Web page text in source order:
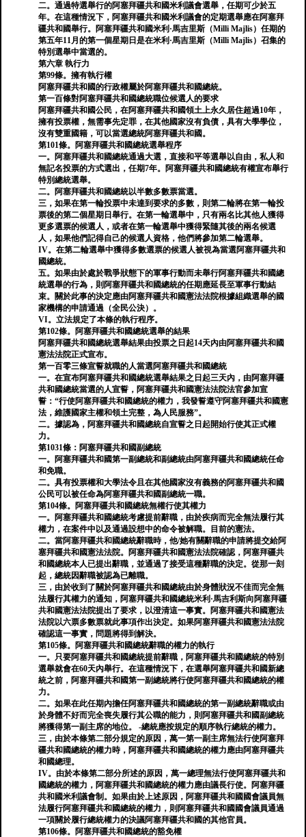
二。通過特選舉行的阿塞拜疆共和國米利議會選舉，任期可少於五
年。在這種情況下，阿塞拜疆共和國米利議會的定期選舉應在阿塞拜
疆共和國舉行。阿塞拜疆共和國米利·馬吉里斯（Milli Majlis）任期的
第五年11月的第一個星期日是在米利·馬吉里斯（Milli Majlis）召集的
特別選舉中當選的。
第六章 執行力
第99條。擁有執行權
阿塞拜疆共和國的行政權屬於阿塞拜疆共和國總統。
第一百條對阿塞拜疆共和國總統職位候選人的要求
阿塞拜疆共和國公民，在阿塞拜疆共和國領土上永久居住超過10年，
擁有投票權，無需事先定罪，在其他國家沒有負債，具有大學學位，
沒有雙重國籍，可以當選總統阿塞拜疆共和國。
第101條。阿塞拜疆共和國總統選舉程序
一。阿塞拜疆共和國總統通過大選，直接和平等選舉以自由，私人和
無記名投票的方式選出，任期7年。阿塞拜疆共和國總統有權宣布舉行
特別總統選舉。
二。阿塞拜疆共和國總統以半數多數票當選。
三，如果在第一輪投票中未達到要求的多數，則第二輪將在第一輪投
票後的第二個星期日舉行。在第一輪選舉中，只有兩名比其他人獲得
更多選票的候選人，或者在第一輪選舉中獲得緊隨其後的兩名候選
人，如果他們記得自己的候選人資格，他們將參加第二輪選舉。
IV。在第二輪選舉中獲得多數選票的候選人被視為當選阿塞拜疆共和
國總統。
五。如果由於處於戰爭狀態下的軍事行動而未舉行阿塞拜疆共和國總
統選舉的行為，則阿塞拜疆共和國總統的任期應延長至軍事行動結
束。關於此事的決定應由阿塞拜疆共和國憲法法院根據組織選舉的國
家機構的申請通過（全民公決）。
VI。立法規定了本條的執行程序。
第102條。阿塞拜疆共和國總統選舉的結果
阿塞拜疆共和國總統選舉結果由投票之日起14天內由阿塞拜疆共和國
憲法法院正式宣布。
第一百零三條宣誓就職的人當選阿塞拜疆共和國總統
一。在宣布阿塞拜疆共和國總統選舉結果之日起三天內，由阿塞拜疆
共和國總統當選的人宣誓，阿塞拜疆共和國憲法法院法官參加宣
誓：“行使阿塞拜疆共和國總統的權力，我發誓遵守阿塞拜疆共和國憲
法，維護國家主權和領土完整，為人民服務”。
二。據認為，阿塞拜疆共和國總統自宣誓之日起開始行使其正式權
力。
第1031條：阿塞拜疆共和國副總統
一。阿塞拜疆共和國第一副總統和副總統由阿塞拜疆共和國總統任命
和免職。
二。具有投票權和大學法令且在其他國家沒有義務的阿塞拜疆共和國
公民可以被任命為阿塞拜疆共和國副總統一職。
第104條。阿塞拜疆共和國總統無權行使其權力
一。阿塞拜疆共和國總統考慮提前辭職，由於疾病而完全無法履行其
權力，在案件中以及通過設想中的命令被解職。目前的憲法。
二。當阿塞拜疆共和國總統辭職時，他/她有關辭職的申請將提交給阿
塞拜疆共和國憲法法院。阿塞拜疆共和國憲法法院確認，阿塞拜疆共
和國總統本人已提出辭職，並通過了接受這種辭職的決定。從那一刻
起，總統因辭職被認為已離職。
三，由於收到了關於阿塞拜疆共和國總統由於身體狀況不佳而完全無
法履行其權力的通知，阿塞拜疆共和國總統米利·馬吉利斯向阿塞拜疆
共和國憲法法院提出了要求，以澄清這一事實。阿塞拜疆共和國憲法
法院以六票多數票就此事項作出決定。如果阿塞拜疆共和國憲法法院
確認這一事實，問題將得到解決。
第105條。阿塞拜疆共和國總統辭職的權力的執行
一。只要阿塞拜疆共和國總統提前辭職，阿塞拜疆共和國總統的特別
選舉就會在60天內舉行。在這種情況下，在選舉阿塞拜疆共和國新總
統之前，阿塞拜疆共和國第一副總統將行使阿塞拜疆共和國總統的權
力。
二。如果在此任期內擔任阿塞拜疆共和國總統的第一副總統辭職或由
於身體不好而完全喪失履行其公職的能力，則阿塞拜疆共和國副總統
將獲得第一副主席的地位。 -總統應按規定的順序執行總統的權力。
三，由於本條第二部分規定的原因，萬一第一副主席無法行使阿塞拜
疆共和國總統的權力時，阿塞拜疆共和國總統的權力應由阿塞拜疆共
和國總理。
IV。由於本條第二部分所述的原因，萬一總理無法行使阿塞拜疆共和
國總統的權力，阿塞拜疆共和國總統的權力應由議長行使。阿塞拜疆
共和國米利議會制。如果由於上述原因，阿塞拜疆共和國國會議員無
法履行阿塞拜疆共和國總統的權力，則阿塞拜疆共和國國會議員通過
一項關於履行總統權力的決議阿塞拜疆共和國的其他官員。
第106條。阿塞拜疆共和國總統的豁免權